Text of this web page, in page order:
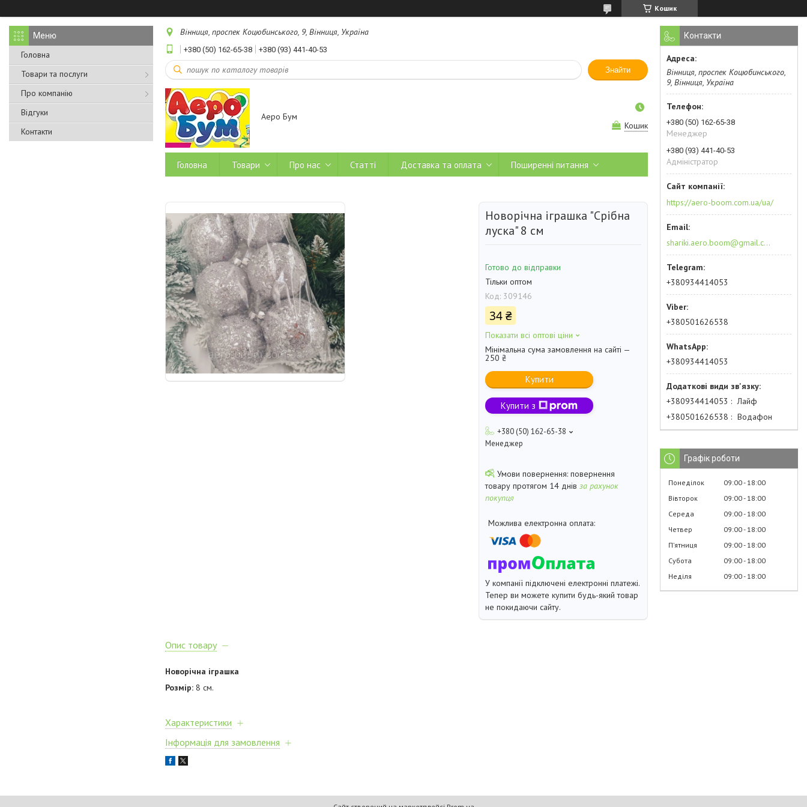
Кошик
Головна
Товари та послуги
Про компанію
Відгуки
Контакти
Вінниця, проспек Коцюбинського, 9, Вінниця, Україна
+380 (50) 162-65-38 +380 (93) 441-40-53
Знайти
Аеро Бум
Кошик
Головна Товари Про нас Статті Доставка та оплата Поширенні питання
Новорічна іграшка "Срібна
луска" 8 см
Готово до відправки
Тільки оптом
Код: 309146
34 ₴
Показати всі оптові ціни
Мінімальна сума замовлення на сайті —
250 ₴
Купити
Купити з
+380 (50) 162-65-38
Менеджер
повернення
товару протягом 14 днів за рахунок
покупця
У компанії підключені електронні платежі.
Тепер ви можете купити будь-який товар
не покидаючи сайту.
Опис товару
Новорічна іграшка
Розмір: 8 см.
Характеристики
Інформація для замовлення
Контакти
Вінниця, проспек Коцюбинського,
9, Вінниця, Україна
+380 (50) 162-65-38
Менеджер
+380 (93) 441-40-53
Адміністратор
https://aero-boom.com.ua/ua/
shariki.aero.boom@gmail.com
+380934414053
+380501626538
+380934414053
+380934414053
Лайф
+380501626538
Водафон
Графік роботи
Понеділок 09:00 18:00
Вівторок
09:00 18:00
Середа
09:00 18:00
Четвер
09:00 18:00
Пʼятниця
09:00 18:00
Субота
09:00 18:00
Неділя
09:00 18:00